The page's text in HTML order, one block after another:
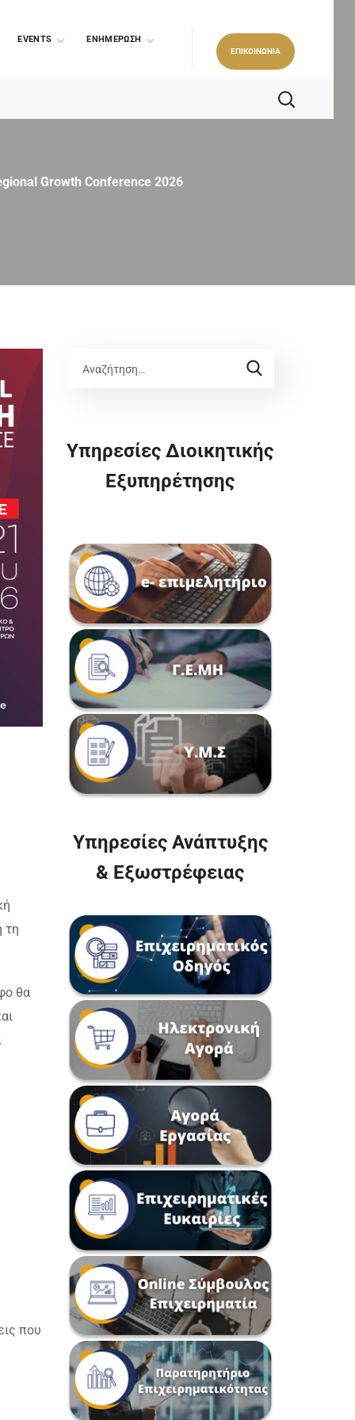
EVENTS ΕΝΗΜΕΡΩΣΗ
ΕΠΙΚΟΙΝΩΝΙΑ
Growth Conference 2026
τη
θα
που
Υπηρεσίες Διοικητικής
Εξυπηρέτησης
Υπηρεσίες Ανάπτυξης
& Εξωστρέφειας